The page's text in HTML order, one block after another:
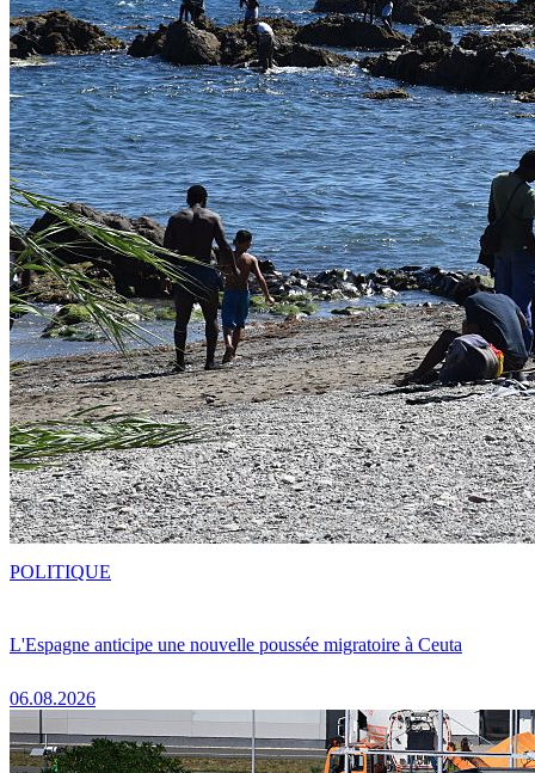
L'Espagne anticipe une nouvelle poussée migratoire à Ceuta
06.08.2026
POLITIQUE